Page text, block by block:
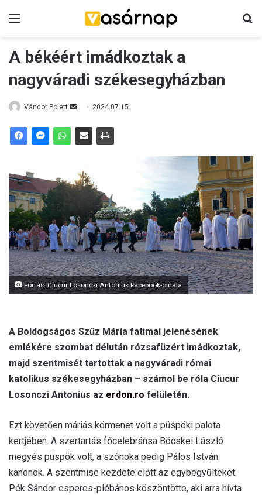
A békéért imádkoztak a
nagyváradi székesegyházban
Vándor Polett
n
n
e
a
l
2024.07.15.
Forrás: Ciucur Losonczi Antonius Facebook-oldala
A Boldogságos Szűz Mária fatimai jelenésének
emlékére szombat délután rózsafüzért imádkoztak,
majd szentmisét tartottak a nagyváradi római
katolikus székesegyházban – számol be róla Ciucur
Losonczi Antonius az erdon.ro felületén.
Ezt követően máriás körmenet volt a püspöki palota
kertjében. A szertartás főcelebránsa Böcskei László
megyés püspök volt, a szónoka pedig Pálos István
kanonok. A szentmise kezdete előtt az egybegyűlteket
Pék Sándor esperes-plébános köszöntötte, aki arra hívta